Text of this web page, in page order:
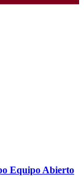
Equipo Abierto